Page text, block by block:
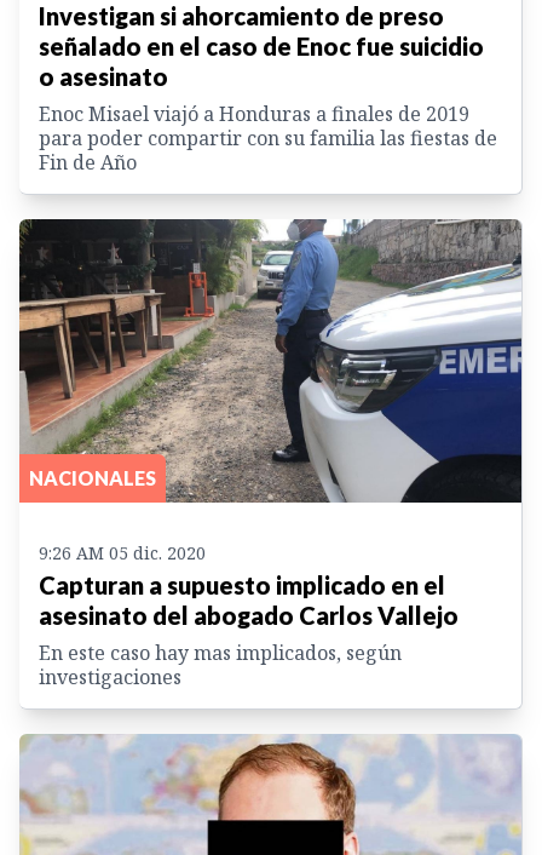
Investigan si ahorcamiento de preso
señalado en el caso de Enoc fue suicidio
o asesinato
Enoc Misael viajó a Honduras a finales de 2019
para poder compartir con su familia las fiestas de
Fin de Año
NACIONALES
9:26 AM 05 dic. 2020
Capturan a supuesto implicado en el
asesinato del abogado Carlos Vallejo
En este caso hay mas implicados, según
investigaciones